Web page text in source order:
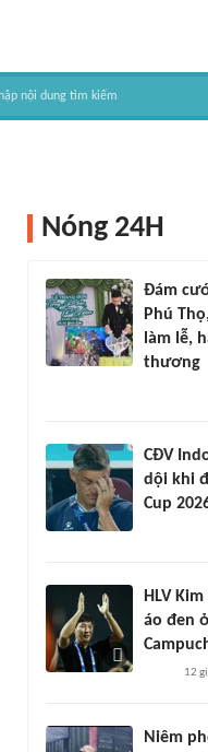
Nóng 24H
Đám
Phú
làm lễ,
thương
CĐV
dội khi
Cup
HLV
áo đen
12
Niêm